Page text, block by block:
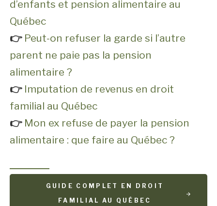
d’enfants et pension alimentaire au
Québec
👉 Peut-on refuser la garde si l’autre
parent ne paie pas la pension
alimentaire ?
👉 Imputation de revenus en droit
familial au Québec
👉 Mon ex refuse de payer la pension
alimentaire : que faire au Québec ?
GUIDE COMPLET EN DROIT
FAMILIAL AU QUÉBEC